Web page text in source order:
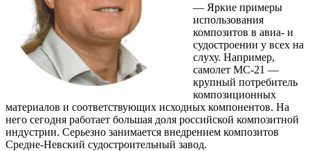
— Яркие примеры
использования
композитов в авиа- и
судостроении у всех на
слуху. Например,
самолет МС-21 —
крупный потребитель
композиционных
материалов и соответствующих исходных компонентов. На
него сегодня работает большая доля российской композитной
индустрии. Серьезно занимается внедрением композитов
Средне-Невский судостроительный завод.